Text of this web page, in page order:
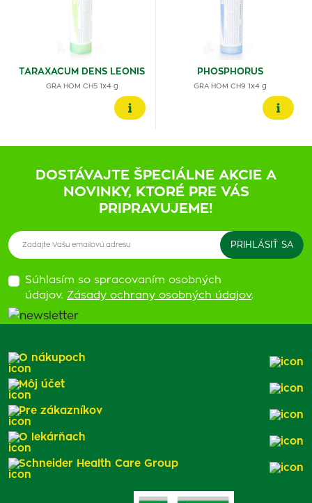
TARAXACUM DENS LEONIS
GRA HOM CH5 1x4 g
PHOSPHORUS
GRA HOM CH9 1x4 g
DOSTÁVAJTE ŠPECIÁLNE AKCIE A
NOVINKY, KTORÉ PRE VÁS
PRIPRAVUJEME!
Súhlasím so spracovaním osobných
údajov. Zásady ochrany osobných údajov.
O nákupoch
Môj účet
Pre zákazníkov
O lekárňach
Schneider Health Care Group